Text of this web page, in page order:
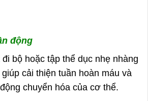
động
bộ hoặc tập thể dục nhẹ nhàng
cải thiện tuần hoàn máu và
chuyển hóa của cơ thể.